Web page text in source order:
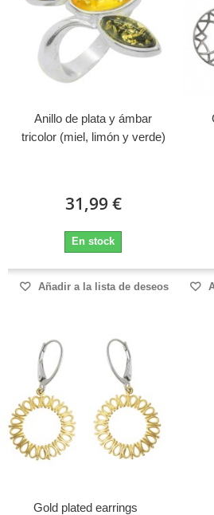
Anillo de plata y ámbar
tricolor (miel, limón y verde)
31,99 €
En stock
Añadir a la lista de deseos
Gold plated earrings